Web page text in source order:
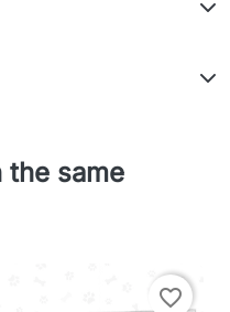
same
favorite_border